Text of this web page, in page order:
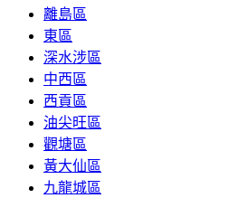
離島區
東區
深水涉區
中西區
西貢區
油尖旺區
觀塘區
黃大仙區
九龍城區